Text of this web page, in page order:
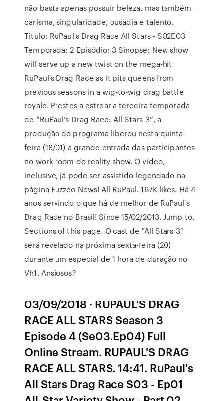
não basta apenas possuir beleza, mas também
carisma, singularidade, ousadia e talento.
Titulo: RuPaul's Drag Race All Stars - S02E03
Temporada: 2 Episódio: 3 Sinopse: New show
will serve up a new twist on the mega-hit
RuPaul's Drag Race as it pits queens from
previous seasons in a wig-to-wig drag battle
royale. Prestes a estrear a terceira temporada
de “RuPaul’s Drag Race: All Stars 3”, a
produção do programa liberou nesta quinta-
feira (18/01) a grande entrada das participantes
no work room do reality show. O vídeo,
inclusive, já pode ser assistido legendado na
página Fuzzco News! All RuPaul. 167K likes. Há 4
anos servindo o que há de melhor de RuPaul's
Drag Race no Brasil! Since 15/02/2013. Jump to.
Sections of this page. O cast de "All Stars 3"
será revelado na próxima sexta-feira (20)
durante um especial de 1 hora de duração no
Vh1. Ansiosos?
03/09/2018 · RUPAUL'S DRAG
RACE ALL STARS Season 3
Episode 4 (Se03.Ep04) Full
Online Stream. RUPAUL'S DRAG
RACE ALL STARS. 14:41. RuPaul's
All Stars Drag Race S03 - Ep01